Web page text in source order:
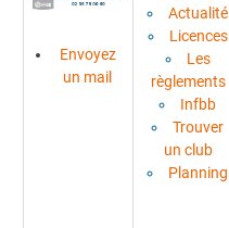
Envoyez
un mail
Actualité
Licences
Les
règlements
Infbb
Trouver
un club
Planning